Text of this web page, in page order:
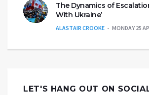
The Dynamics of
With Ukraine’
ALASTAIR CROOKE MONDAY 25
LET'S HANG OUT ON